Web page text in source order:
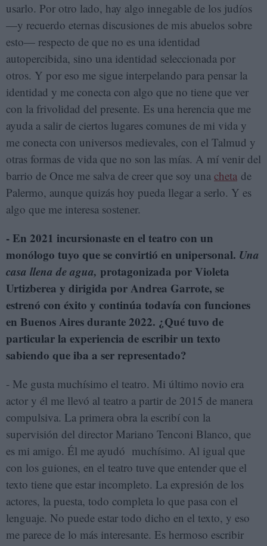
usarlo. Por otro lado, hay algo innegable de los judíos
—y recuerdo eternas discusiones de mis abuelos sobre
esto— respecto de que no es una identidad
autopercibida, sino una identidad seleccionada por
otros. Y por eso me sigue interpelando para pensar la
identidad y me conecta con algo que no tiene que ver
con la frivolidad del presente. Es una herencia que me
ayuda a salir de ciertos lugares comunes de mi vida y
me conecta con universos medievales, con el Talmud y
otras formas de vida que no son las mías. A mí venir del
barrio de Once me salva de creer que soy una cheta de
Palermo, aunque quizás hoy pueda llegar a serlo. Y es
algo que me interesa sostener.
- En 2021 incursionaste en el teatro con un
monólogo tuyo que se convirtió en unipersonal. Una
casa llena de agua, protagonizada por Violeta
Urtizberea y dirigida por Andrea Garrote, se
estrenó con éxito y continúa todavía con funciones
en Buenos Aires durante 2022. ¿Qué tuvo de
particular la experiencia de escribir un texto
sabiendo que iba a ser representado?
- Me gusta muchísimo el teatro. Mi último novio era
actor y él me llevó al teatro a partir de 2015 de manera
compulsiva. La primera obra la escribí con la
supervisión del director Mariano Tenconi Blanco, que
es mi amigo. Él me ayudó muchísimo. Al igual que
con los guiones, en el teatro tuve que entender que el
texto tiene que estar incompleto. La expresión de los
actores, la puesta, todo completa lo que pasa con el
lenguaje. No puede estar todo dicho en el texto, y eso
me parece de lo más interesante. Es hermoso escribir